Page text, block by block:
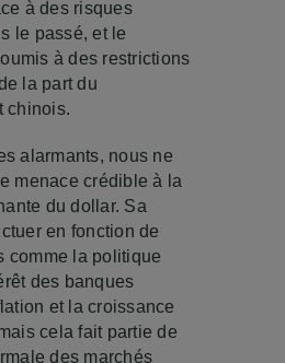
à des risques
le passé, et le
à des restrictions
la part du
chinois.
alarmants, nous ne
menace crédible à la
du dollar. Sa
en fonction de
comme la politique
des banques
et la croissance
cela fait partie de
des marchés